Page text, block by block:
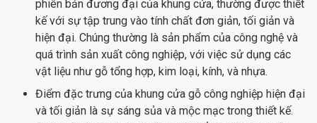
phiên bản đương đại của khung cửa, thường được thiết
kế với sự tập trung vào tính chất đơn giản, tối giản và
hiện đại. Chúng thường là sản phẩm của công nghệ và
quá trình sản xuất công nghiệp, với việc sử dụng các
vật liệu như gỗ tổng hợp, kim loại, kính, và nhựa.
Điểm đặc trưng của khung cửa gỗ công nghiệp hiện đại
và tối giản là sự sáng sủa và mộc mạc trong thiết kế.